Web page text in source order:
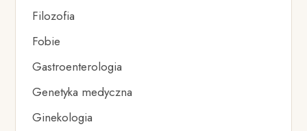
Filozofia
Fobie
Gastroenterologia
Genetyka medyczna
Ginekologia